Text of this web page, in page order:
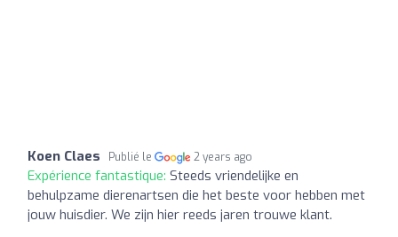
Koen Claes Publié le 2 years ago
Expérience fantastique: Steeds vriendelijke en
behulpzame dierenartsen die het beste voor hebben met
jouw huisdier. We zijn hier reeds jaren trouwe klant.